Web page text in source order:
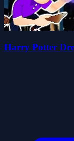
Harry Potter